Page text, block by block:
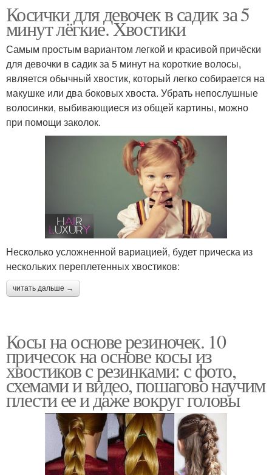
Косички для девочек в садик за 5
минут лёгкие. Хвостики
Самым простым вариантом легкой и красивой причёски
для девочки в садик за 5 минут на короткие волосы,
является обычный хвостик, который легко собирается на
макушке или два боковых хвоста. Убрать непослушные
волосинки, выбивающиеся из общей картины, можно
при помощи заколок.
Несколько усложненной вариацией, будет прическа из
нескольких переплетенных хвостиков:
читать дальше →
Косы на основе резиночек. 10
причесок на основе косы из
хвостиков с резинками: с фото,
схемами и видео, пошагово научим
плести ее и даже вокруг головы